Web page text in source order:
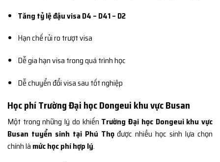
Tăng tỷ lệ đậu visa D4 – D41 – D2
Hạn chế rủi ro trượt visa
Dễ gia hạn visa trong quá trình học
Dễ chuyển đổi visa sau tốt nghiệp
Học phí Trường Đại học Dongeui khu vực Busan
Một trong những lý do khiến Trường Đại học Dongeui khu vực
Busan tuyển sinh tại Phú Thọđược nhiều học sinh lựa chọn
chính là mức học phí hợp lý.